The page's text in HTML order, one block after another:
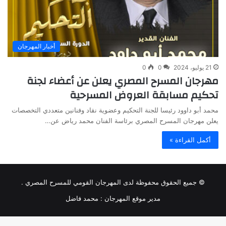
أخبار المهرجان
21 يوليو، 2024 0
0
مهرجان المسرح المصري يعلن عن أعضاء لجنة
تحكيم مسابقة العروض المسرحية
محمد أبو داوود رئيسا للجنة التحكيم وعضوية نقاد وفنانين متعددي التخصصات
يعلن مهرجان المسرح المصري برئاسة الفنان محمد رياض عن…
أكمل القراءة »
© جميع الحقوق محفوظة لدى المهرجان القومي للمسرح المصري .
مدير موقع المهرجان : محمد فاضل